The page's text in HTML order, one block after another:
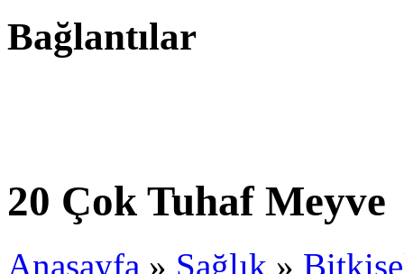
Bağlantılar
20 Çok Tuhaf Meyve
Anasayfa » Sağlık »